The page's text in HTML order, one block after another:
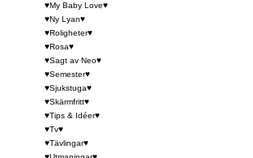
♥My Baby Love♥
♥Ny Lyan♥
♥Roligheter♥
♥Rosa♥
♥Sagt av Neo♥
♥Semester♥
♥Sjukstuga♥
♥Skärmfritt♥
♥Tips & Idéer♥
♥Tv♥
♥Tävlingar♥